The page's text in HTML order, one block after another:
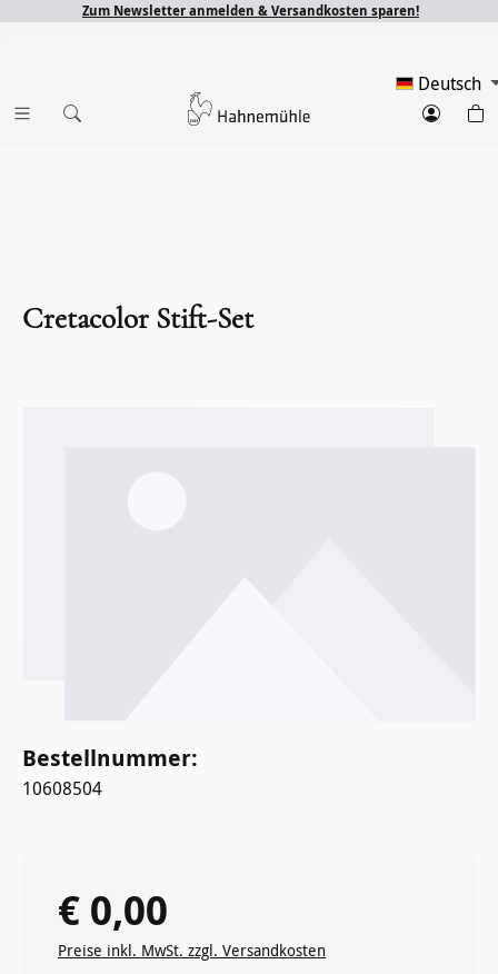
Zum Newsletter anmelden & Versandkosten sparen!
Deutsch
Cretacolor Stift-Set
Bestellnummer:
10608504
Regulärer Preis:
€ 0,00
Preise inkl. MwSt. zzgl. Versandkosten